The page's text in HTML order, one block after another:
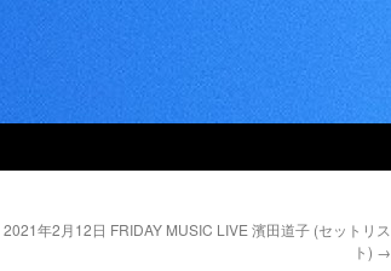
2021年2月12日 FRIDAY MUSIC LIVE 濱田道子 (セットリス
ト) →